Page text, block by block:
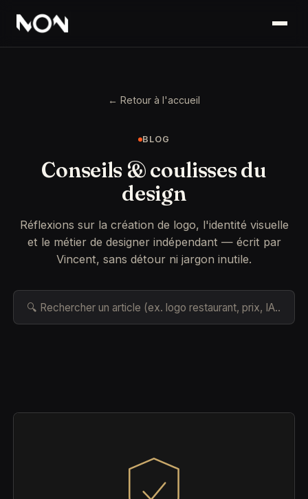
← Retour à l'accueil
BLOG
Conseils & coulisses du
design
Réflexions sur la création de logo, l'identité visuelle
et le métier de designer indépendant — écrit par
Vincent, sans détour ni jargon inutile.